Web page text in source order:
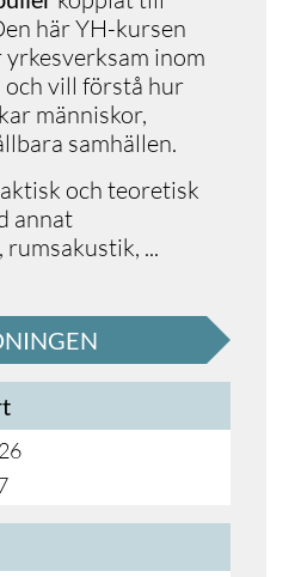
programär
berättigade. Våra
så att du kan
här YH-kursen
yrkesverksam inom
och vill förstå hur
människor,
samhällen.
och teoretisk
annat
...